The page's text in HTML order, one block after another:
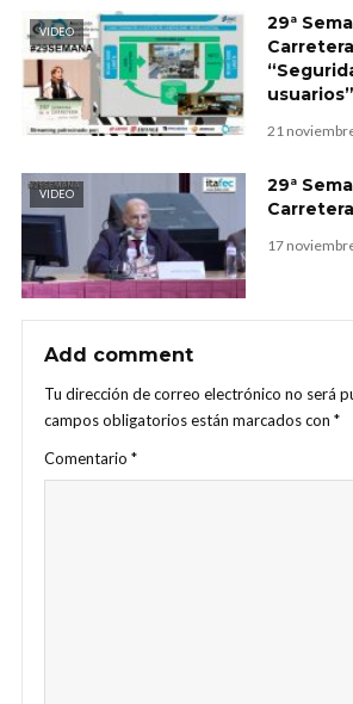
VIDEO
29ª
usuarios”
21
VIDEO
29ª
17
Add comment
Tu dirección de correo electrónico no será
campos obligatorios están marcados con *
Comentario *